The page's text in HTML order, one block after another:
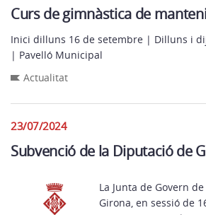
Curs de gimnàstica de
Inici dilluns 16 de setembre | Dilluns i
| Pavelló Municipal
Actualitat
23/07/2024
Subvenció de la Diputació de
La Junta de Govern
Girona, en sessió de